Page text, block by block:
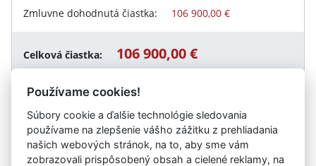
Zmluvne dohodnutá čiastka: 106 900,00 €
Celková čiastka: 106 900,00 €
Návrat späť
Používame cookies!
Súbory cookie a ďalšie technológie sledovania
používame na zlepšenie vášho zážitku z prehliadania
našich webových stránok, na to, aby sme vám
zobrazovali prispôsobený obsah a cielené reklamy, na